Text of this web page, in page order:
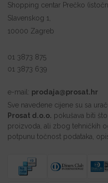
Shopping centar Prečko
Slavenskog 1,
10000 Zagreb
01 3873 875
01 3873 639
e-mail: prodaja@prosat.hr
Sve navedene cijene su sa
Prosat d.o.o. pokušava biti
proizvoda, ali zbog tehničkih
potpunu točnost podataka,